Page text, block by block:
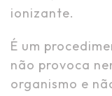
ionizante.
É um
não provoca
organismo e